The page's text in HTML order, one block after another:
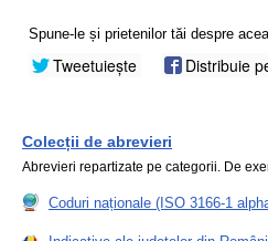
Spune-le și prietenilor tăi despre
Tweetuiește Distribuie
Colecții de abrevieri
Abrevieri repartizate pe categorii. De
Coduri naționale (ISO 3166-1